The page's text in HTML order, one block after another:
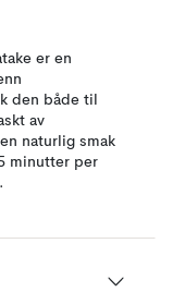
er en
den både til
av
naturlig smak
minutter per